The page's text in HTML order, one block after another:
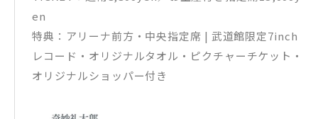
en
特典：アリーナ前方・中央指定席 | 武道館限定7inch
レコード・オリジナルタオル・ピクチャーチケット・
オリジナルショッパー付き